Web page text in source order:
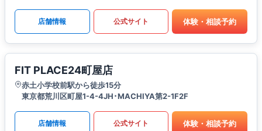
店舗情報 公式サイト 体験・相談予約
FIT PLACE24町屋店
赤土小学校前駅から徒歩15分
東京都荒川区町屋1-4-4JH･MACHIYA第2-1F2F
店舗情報 公式サイト 体験・相談予約